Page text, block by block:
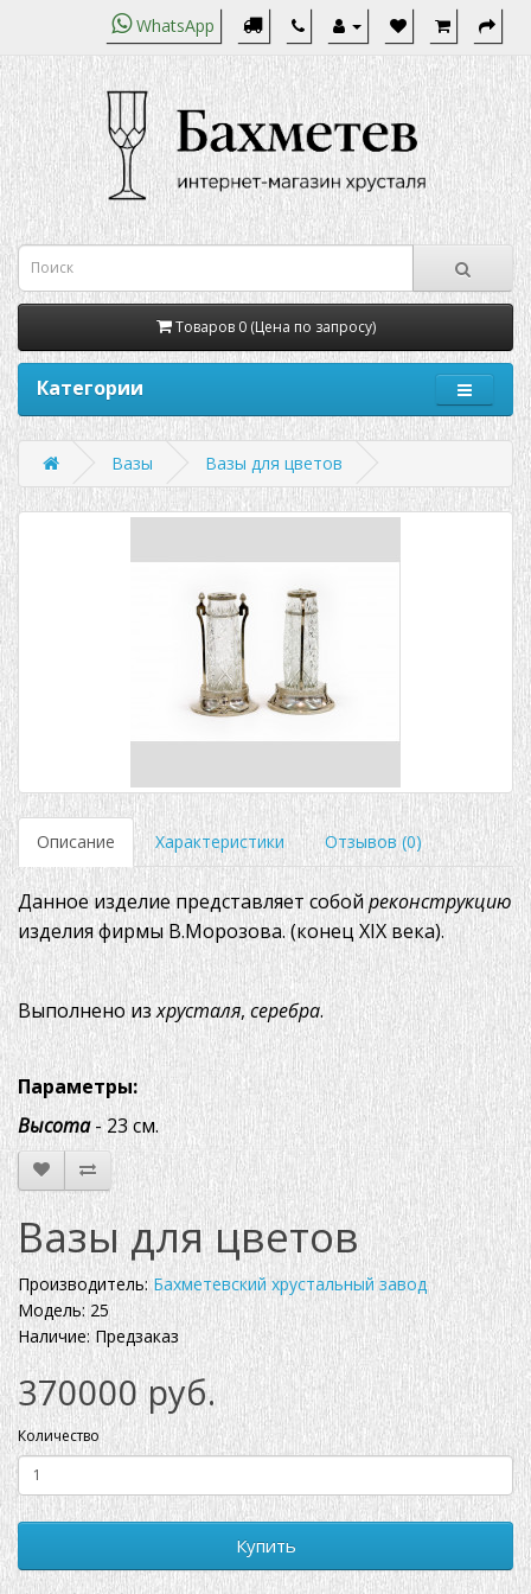
WhatsApp
Товаров 0 (Цена по запросу)
Категории
Вазы Вазы для цветов
Описание Характеристики Отзывов (0)
Данное изделие представляет собойреконструкцию
изделия фирмы В.Морозова. (конец XIX века).
Выполнено изхрусталя, серебра.
Параметры:
Высота- 23 см.
Вазы для цветов
Производитель: Бахметевский хрустальный завод
Модель: 25
Наличие: Предзаказ
370000 руб.
Количество
Купить